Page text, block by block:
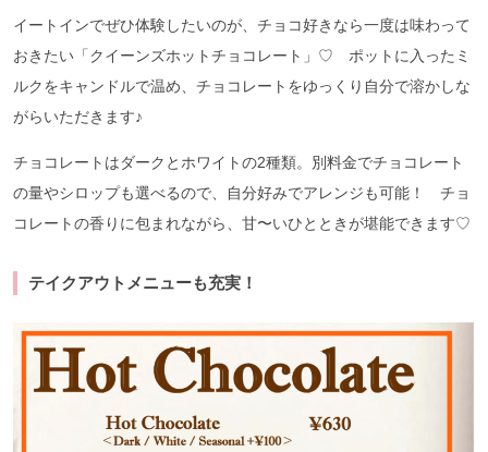
イートインでぜひ体験したいのが、チョコ好きなら一度は味わって
おきたい「クイーンズホットチョコレート」♡ ポットに入ったミ
ルクをキャンドルで温め、チョコレートをゆっくり自分で溶かしな
がらいただきます♪
チョコレートはダークとホワイトの2種類。別料金でチョコレート
の量やシロップも選べるので、自分好みでアレンジも可能！ チョ
コレートの香りに包まれながら、甘〜いひとときが堪能できます♡
テイクアウトメニューも充実！